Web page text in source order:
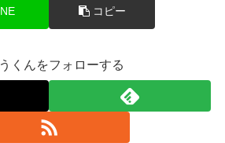
コピー
くんをフォローする